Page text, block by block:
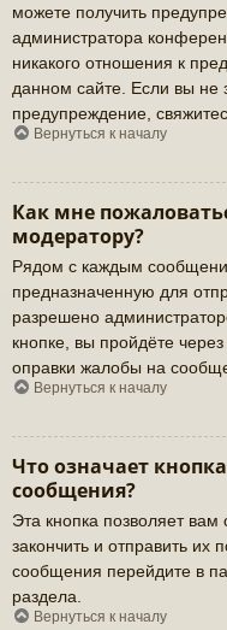
можете получить
администратора
никакого отношения к
данном сайте. Если вы не
предупреждение,
Вернуться к началу
Как мне
модератору?
Рядом с каждым
предназначенную для
разрешено
кнопке, вы пройдёте
оправки жалобы на
Вернуться к началу
Что означает
сообщения?
Эта кнопка позволяет
закончить и отправить их
сообщения перейдите в
раздела.
Вернуться к началу